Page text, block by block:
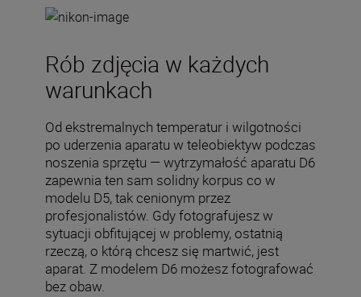
Rób zdjęcia w każdych
warunkach
Od ekstremalnych temperatur i wilgotności
po uderzenia aparatu w teleobiektyw podczas
noszenia sprzętu — wytrzymałość aparatu D6
zapewnia ten sam solidny korpus co w
modelu D5, tak cenionym przez
profesjonalistów. Gdy fotografujesz w
sytuacji obfitującej w problemy, ostatnią
rzeczą, o którą chcesz się martwić, jest
aparat. Z modelem D6 możesz fotografować
bez obaw.